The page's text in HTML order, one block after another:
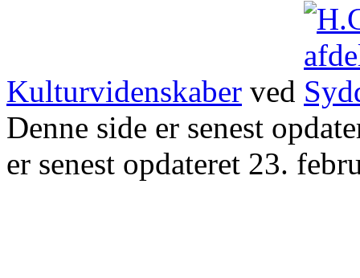
Kulturvidenskaber ved
Denne side er senest
er senest opdateret 23.